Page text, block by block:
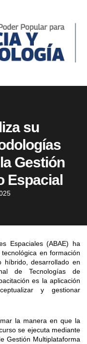
su
Gestión
Espacial
Espaciales (ABAE) ha
en formación
híbrido, desarrollado en
de Tecnologías de
es la aplicación
y gestionar
la manera en que la
se ejecuta mediante
Gestión Multiplataforma